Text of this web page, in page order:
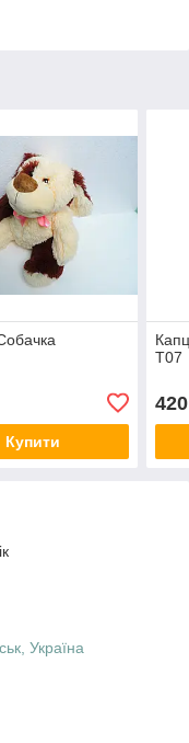
Купити
Т07
420
Україна